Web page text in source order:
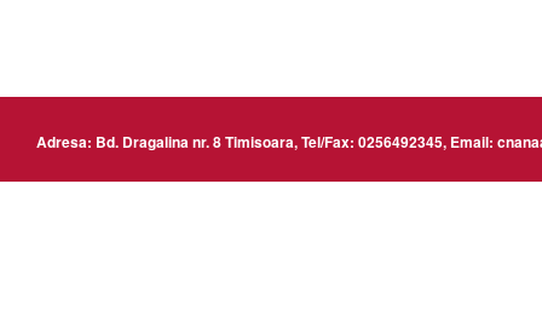
Adresa: Bd. Dragalina nr. 8 Timisoara, Tel/Fax: 0256492345, Email: